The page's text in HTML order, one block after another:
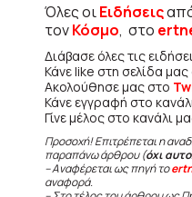
Όλες οιΕιδήσεις
τονΚόσμο, στο
Διάβασε όλες τις
Κάνε like στη σελίδα μας
Ακολούθησε μας στο
Κάνε εγγραφή στο
Γίνε μέλος στο κανάλι
Προσοχή! Επιτρέπεται η
παραπάνω άρθρου (όχι
– Αναφέρεται ως πηγή το
αναφορά.